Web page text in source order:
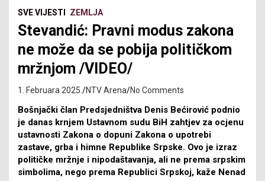
SVE VIJESTI ZEMLJA
Stevandić: Pravni modus zakona
ne može da se pobija političkom
mržnjom /VIDEO/
1. Februara 2025. NTV Arena No Comments
Bošnjački član Predsjedništva Denis Bećirović podnio
je danas krnjem Ustavnom sudu BiH zahtjev za ocjenu
ustavnosti Zakona o dopuni Zakona o upotrebi
zastave, grba i himne Republike Srpske. Ovo je izraz
političke mržnje i nipodaštavanja, ali ne prema srpskim
simbolima, nego prema Republici Srpskoj, kaže Nenad